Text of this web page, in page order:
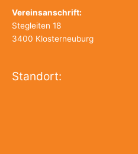
Vereinsanschrift:
Stegleiten 18
3400 Klosterneuburg
Standort: